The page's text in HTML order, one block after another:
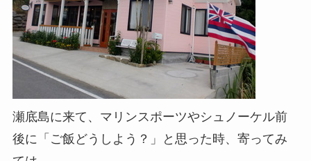
瀬底島に来て、マリンスポーツやシュノーケル前
後に「ご飯どうしよう？」と思った時、寄ってみ